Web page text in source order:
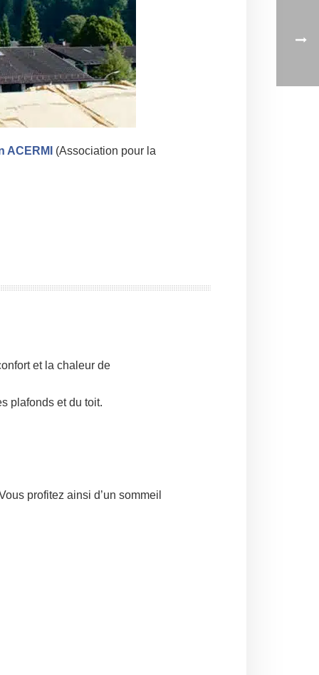
ACERMI
(Association pour la
et la chaleur de
plafonds et du toit.
profitez ainsi d’un sommeil